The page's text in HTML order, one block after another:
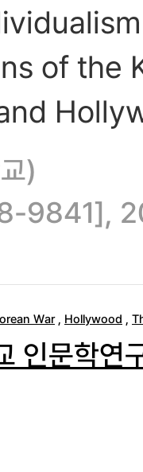
of the
)
9841],
War, Hollywood ,
인문학연